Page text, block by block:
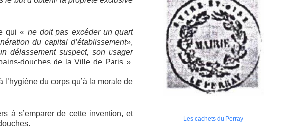
qui « ne doit pas excéder un quart
du capital d’établissement»,
délassement suspect, son usager
douches de la Ville de Paris »,
du corps qu’à la morale de
à s’emparer de cette invention, et
Les cachets du Perray